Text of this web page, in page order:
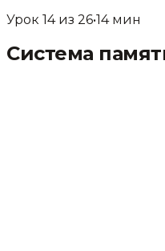
Урок 14из 26•14мин
Система